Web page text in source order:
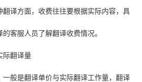
译方面，收费往往要根据实际内容，具
客服人员了解翻译收费情况。
际翻译量
一般是翻译单价与实际翻译工作量，翻译